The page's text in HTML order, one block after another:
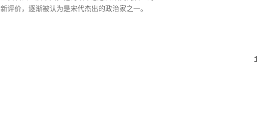
新评价，逐渐被认为是宋代杰出的政治家之一。